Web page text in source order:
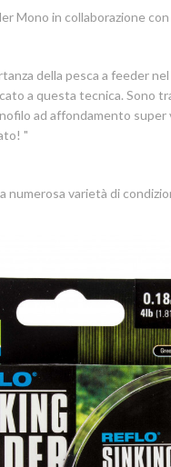
Mono in collaborazione
della pesca a feeder
a questa tecnica. Sono
ad affondamento
"
varietà di